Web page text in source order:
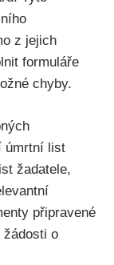
z jejich
formuláře
chyby.
úmrtní list
žadatele,
připravené
žádosti o